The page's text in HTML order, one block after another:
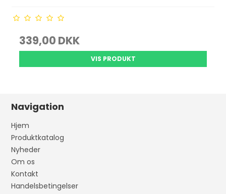
339,00 DKK
VIS PRODUKT
Navigation
Hjem
Produktkatalog
Nyheder
Om os
Kontakt
Handelsbetingelser